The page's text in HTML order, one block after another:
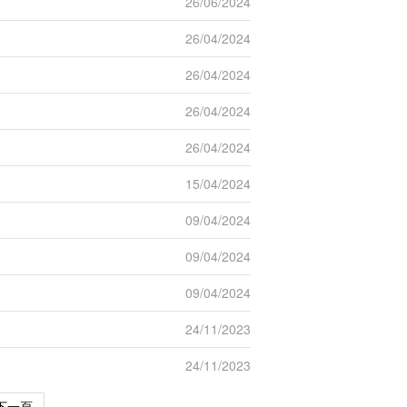
26/04/2024
26/04/2024
26/04/2024
26/04/2024
15/04/2024
09/04/2024
09/04/2024
09/04/2024
24/11/2023
24/11/2023